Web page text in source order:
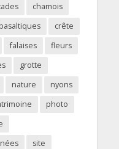
chamois
crête
falaises
fleurs
grotte
nature
nyons
photo
site